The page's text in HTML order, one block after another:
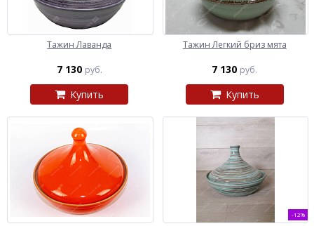
Тажин Лаванда
7 130 руб.
Купить
Тажин Легкий бриз мята
7 130 руб.
Купить
-12%